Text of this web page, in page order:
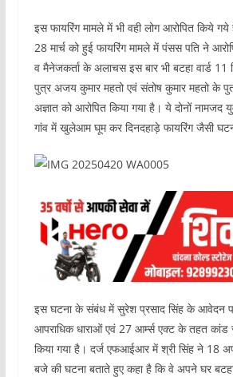
इस फायरिंग मामले में भी वही लोग आरोपित किये गये
28 मार्च को हुई फायरिंग मामले में पंसस पति ने
व मैनेजकर्ता के अलाचस इस बार भी बटहा वार्ड 11
पुत्र अजय कुमार महतो एवं संतोष कुमार महतो के
अज्ञात को आरोपित किया गया है। ये दोनों
गांव में खुलेआम घूम कर दिनदहाड़े फायरिंग जैसी
इस घटना के संबंध में सुरेश प्रसाद सिंह के आवेदन पर
आपराधिक धाराओं एवं 27 आर्म्स एक्ट के तहत
किया गया है। दर्ज एफआईआर में श्री सिंह ने 18
बजे की घटना बताते हुए कहा है कि वे अपने घर